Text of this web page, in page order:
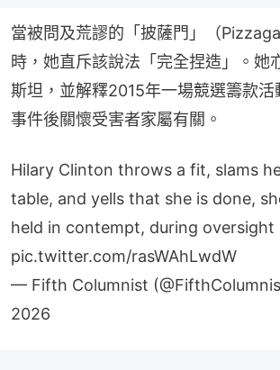
當被問及荒謬的「披薩門」（
時，她直斥該說法「完全捏造」。她
斯坦，並解釋2015年一場競選籌款活
事件後關懷受害者家屬有關。
Hilary Clinton throws a fit, slams
table, and yells that she is done,
held in contempt, during oversight
pic.twitter.com/rasWAhLwdW
— Fifth Columnist
2026